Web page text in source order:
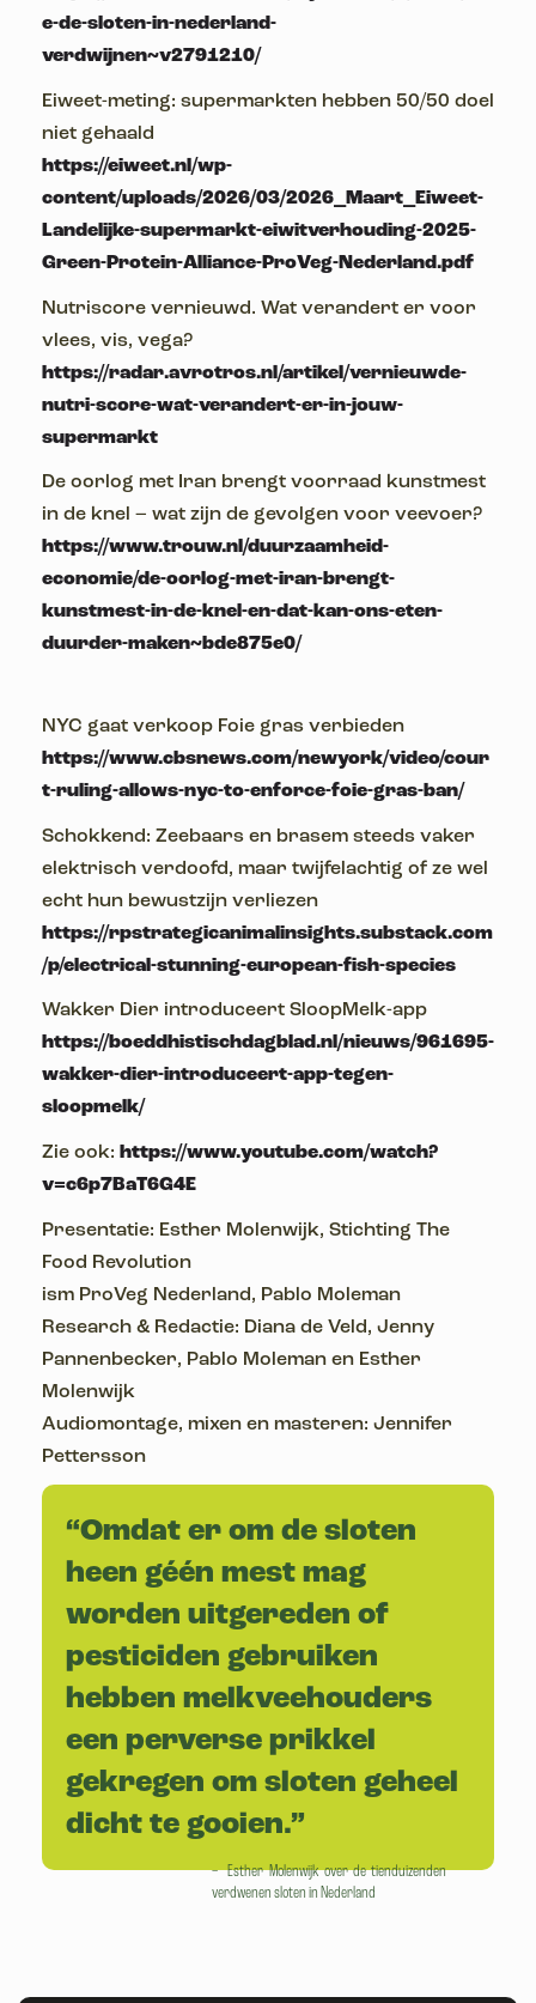
e-de-sloten-in-nederland-
verdwijnen~v2791210/
Eiweet-meting: supermarkten hebben 50/50 doel
niet gehaald
https://eiweet.nl/wp-
content/uploads/2026/03/2026_Maart_Eiweet-
Landelijke-supermarkt-eiwitverhouding-2025-
Green-Protein-Alliance-ProVeg-Nederland.pdf
Nutriscore vernieuwd. Wat verandert er voor
vlees, vis, vega?
https://radar.avrotros.nl/artikel/vernieuwde-
nutri-score-wat-verandert-er-in-jouw-
supermarkt
De oorlog met Iran brengt voorraad kunstmest
in de knel – wat zijn de gevolgen voor veevoer?
https://www.trouw.nl/duurzaamheid-
economie/de-oorlog-met-iran-brengt-
kunstmest-in-de-knel-en-dat-kan-ons-eten-
duurder-maken~bde875e0/
NYC gaat verkoop Foie gras verbieden
https://www.cbsnews.com/newyork/video/cour
t-ruling-allows-nyc-to-enforce-foie-gras-ban/
Schokkend: Zeebaars en brasem steeds vaker
elektrisch verdoofd, maar twijfelachtig of ze wel
echt hun bewustzijn verliezen
https://rpstrategicanimalinsights.substack.com
/p/electrical-stunning-european-fish-species
Wakker Dier introduceert SloopMelk-app
https://boeddhistischdagblad.nl/nieuws/961695-
wakker-dier-introduceert-app-tegen-
sloopmelk/
Zie ook: https://www.youtube.com/watch?
v=c6p7BaT6G4E
Presentatie: Esther Molenwijk, Stichting The
Food Revolution
ism ProVeg Nederland, Pablo Moleman
Research & Redactie: Diana de Veld, Jenny
Pannenbecker, Pablo Moleman en Esther
Molenwijk
Audiomontage, mixen en masteren: Jennifer
Pettersson
“Omdat er om de sloten
heen géén mest mag
worden uitgereden of
pesticiden gebruiken
hebben melkveehouders
een perverse prikkel
gekregen om sloten geheel
dicht te gooien.”
– Esther Molenwijk over de tienduizenden
verdwenen sloten in Nederland